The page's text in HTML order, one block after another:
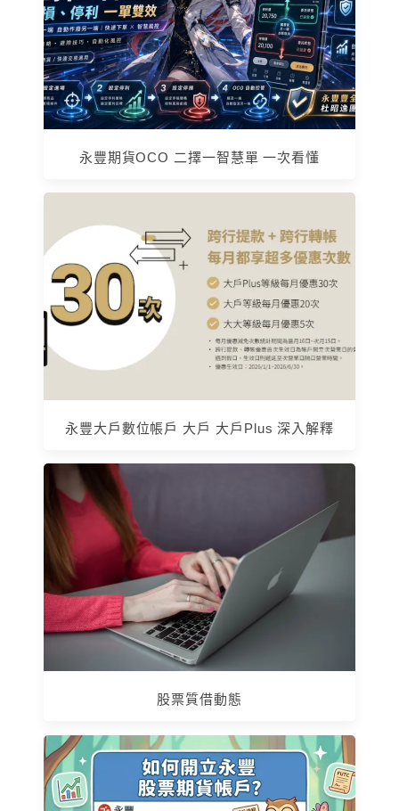
永豐期貨OCO 二擇一智慧單 一次看懂
永豐大戶數位帳戶 大戶 大戶Plus 深入解釋
股票質借動態